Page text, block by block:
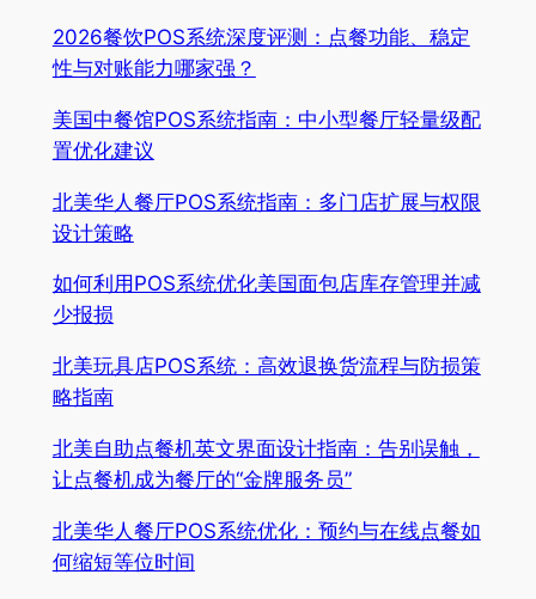
2026餐饮POS系统深度评测：点餐功能、稳定
性与对账能力哪家强？
美国中餐馆POS系统指南：中小型餐厅轻量级配
置优化建议
北美华人餐厅POS系统指南：多门店扩展与权限
设计策略
如何利用POS系统优化美国面包店库存管理并减
少报损
北美玩具店POS系统：高效退换货流程与防损策
略指南
北美自助点餐机英文界面设计指南：告别误触，
让点餐机成为餐厅的“金牌服务员”
北美华人餐厅POS系统优化：预约与在线点餐如
何缩短等位时间